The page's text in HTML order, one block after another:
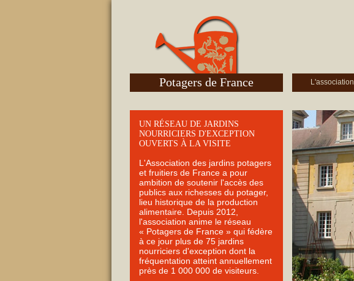
Potagers de France L'association
UN RÉSEAU DE JARDINS
NOURRICIERS D'EXCEPTION
OUVERTS À LA VISITE
L'Association des jardins potagers
et fruitiers de France a pour
ambition de soutenir l'accès des
publics aux richesses du potager,
lieu historique de la production
alimentaire. Depuis 2012,
l'association anime le réseau
« Potagers de France » qui fédère
à ce jour plus de 75 jardins
nourriciers d'exception dont la
fréquentation atteint annuellement
près de 1 000 000 de visiteurs.